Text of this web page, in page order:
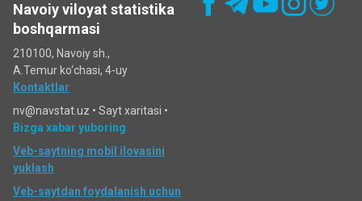
Navoiy viloyat statistika
boshqarmasi
210100, Navoiy sh.,
A.Temur ko‘chаsi, 4-uy
Kontaktlar
nv@navstat.uz • Sayt xaritasi •
Bizga xabar yuboring
Veb-saytning mobil ilovasini
yuklash
Veb-saytdan foydalanish uchun